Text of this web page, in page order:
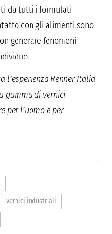
da tutti i formulati
con gli alimenti sono
generare fenomeni
l’esperienza Renner Italia
gamma di vernici
per l’uomo e per
vernici industriali